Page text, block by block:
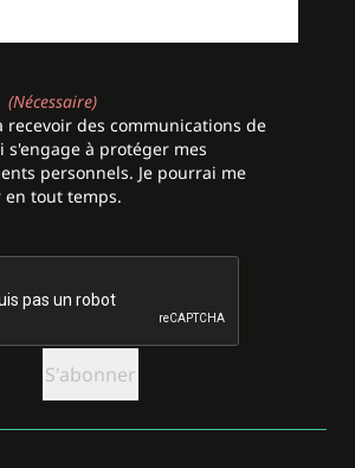
(Nécessaire)
recevoir des communications de
s'engage à protéger mes
personnels. Je pourrai me
en tout temps.